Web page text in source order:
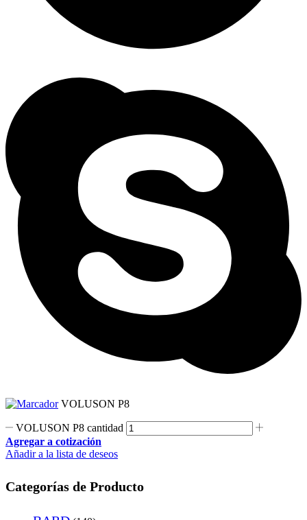
VOLUSON P8
VOLUSON P8 cantidad
Agregar a cotización
Añadir a la lista de deseos
Categorías de Producto